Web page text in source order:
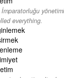
everything.